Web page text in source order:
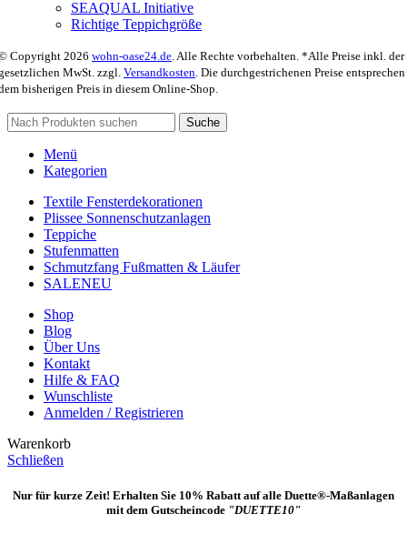
SEAQUAL Initiative
Richtige Teppichgröße
Copyright 2026 wohn-oase24.de . Alle Rechte vorbehalten. *Alle Preise inkl. der
MwSt. zzgl. Versandkosten . Die durchgestrichenen Preise entsprechen
bisherigen Preis in diesem Online-Shop.
Suche
Menü
Kategorien
Textile Fensterdekorationen
Plissee Sonnenschutzanlagen
Teppiche
Stufenmatten
Schmutzfang Fußmatten & Läufer
SALENEU
Shop
Blog
Über Uns
Kontakt
Hilfe & FAQ
Wunschliste
Anmelden / Registrieren
Warenkorb
Schließen
Nur für kurze Zeit! Erhalten Sie 10% Rabatt auf alle Duette®-Maßanlagen
mit dem Gutscheincode "DUETTE10"